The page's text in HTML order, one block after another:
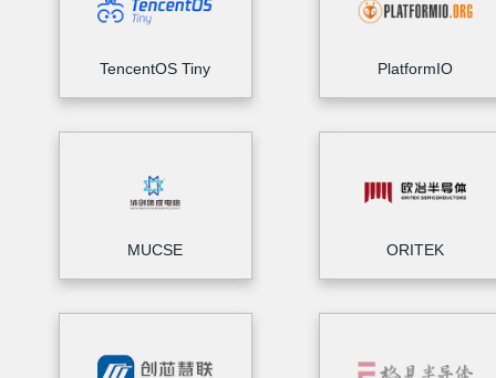
TencentOS Tiny PlatformIO
MUCSE ORITEK